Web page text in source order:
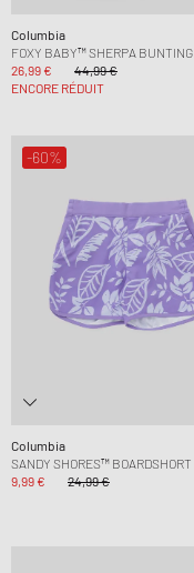
Columbia
FOXY BABY™ SHERPA BUNTING
26,99 €
44,99 €
ENCORE RÉDUIT
-60%
Columbia
SANDY SHORES™ BOARDSHORT
9,99 €
24,99 €